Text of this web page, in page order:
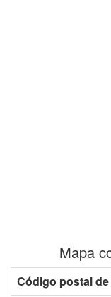
Mapa
Código postal de